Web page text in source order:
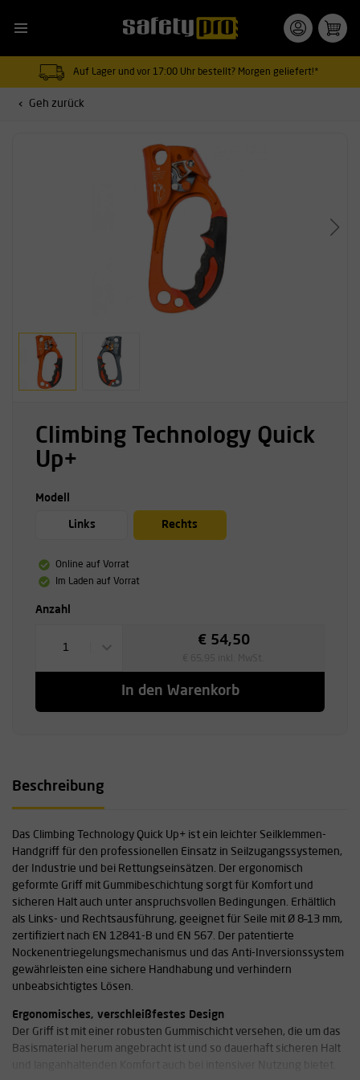
Auf Lager und vor 17:00 Uhr bestellt? Morgen geliefert!*
Geh zurück
Climbing Technology Quick
Up+
Modell
Links Rechts
Online auf Vorrat
Im Laden auf Vorrat
Anzahl
1
€ 54,50
In den Warenkorb
Beschreibung
Das Climbing Technology Quick Up+ ist ein leichter Seilklemmen-
Handgriff für den professionellen Einsatz in Seilzugangssystemen,
der Industrie und bei Rettungseinsätzen. Der ergonomisch
geformte Griff mit Gummibeschichtung sorgt für Komfort und
sicheren Halt auch unter anspruchsvollen Bedingungen. Erhältlich
als Links- und Rechtsausführung, geeignet für Seile mit Ø 8–13 mm,
zertifiziert nach EN 12841-B und EN 567. Der patentierte
Nockenentriegelungsmechanismus und das Anti-Inversionssystem
gewährleisten eine sichere Handhabung und verhindern
unbeabsichtigtes Lösen.
Ergonomisches, verschleißfestes Design
Der Griff ist mit einer robusten Gummischicht versehen, die um das
Basismaterial herum angebracht ist und so dauerhaft sicheren Halt